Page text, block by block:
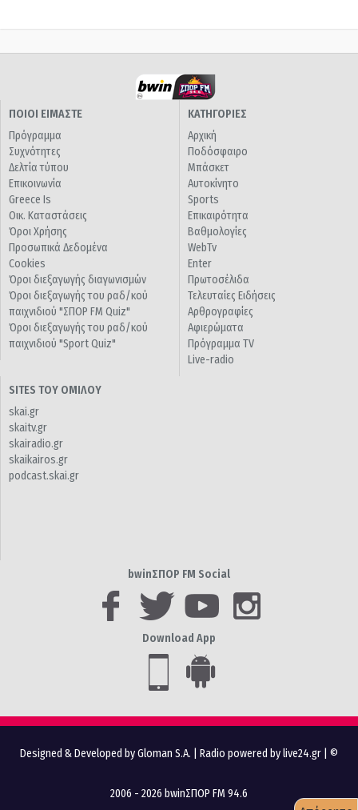
ΠΟΙΟΙ ΕΙΜΑΣΤΕ
Πρόγραμμα
Συχνότητες
Δελτία τύπου
Επικοινωνία
Greece Is
Οικ. Καταστάσεις
Όροι Χρήσης
Προσωπικά Δεδομένα
Cookies
Όροι διεξαγωγής διαγωνισμών
Όροι διεξαγωγής του ραδ/κού
παιχνιδιού "ΣΠΟΡ FM Quiz"
Όροι διεξαγωγής του ραδ/κού
παιχνιδιού "Sport Quiz"
ΚΑΤΗΓΟΡΙΕΣ
Αρχική
Ποδόσφαιρο
Μπάσκετ
Αυτοκίνητο
Sports
Επικαιρότητα
Βαθμολογίες
WebTv
Enter
Πρωτοσέλιδα
Τελευταίες Ειδήσεις
Αρθρογραφίες
Αφιερώματα
Πρόγραμμα TV
Live-radio
SITES ΤΟΥ ΟΜΙΛΟΥ
skai.gr
skaitv.gr
skairadio.gr
skaikairos.gr
podcast.skai.gr
bwinΣΠΟΡ FM Social
Download App
Designed & Developed by Gloman S.A. Radio powered by live24.gr | ©
2006 - 2026 bwinΣΠΟΡ FM 94.6